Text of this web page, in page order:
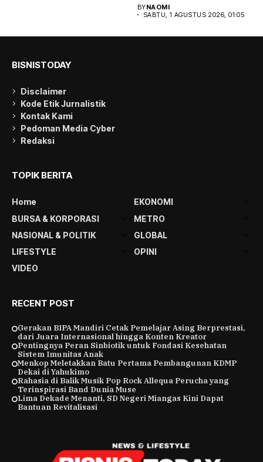
kepercayaan publik...
BYNAOMI
SABTU, 1 AGUSTUS 2026, 01:05
BISNISTODAY
Disclaimer
Kode Etik Jurnalistik
Kontak Kami
Pedoman Media Cyber
Redaksi
TOPIK BERITA
Home
EKONOMI
BURSA & KORPORASI
METRO
NASIONAL & POLITIK
GLOBAL
LIFESTYLE
OPINI
VIDEO
RECENT POST
Gerakan BIPA Mandiri Cetak Pemelajar Asing Berprestasi,
dari Juara Internasional hingga Konten Kreator
Pentingnya Peran Sinbiotik untuk Fondasi Kesehatan
Sistem Imunitas Anak
Menkop Meletakkan Batu Pertama Pembangunan KDMP
Dekai di Yahukimo
Rahasia di Balik Musik Pop Rock Allequa Perucha yang
Terinspirasi Band Dunia Muse
Lima Dekade Menanti, SD Negeri Miangas Kini Dapat
Bantuan Revitalisasi